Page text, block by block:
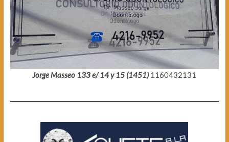
Jorge Masseo 133 e/ 14 y 15 (1451) 1160432131